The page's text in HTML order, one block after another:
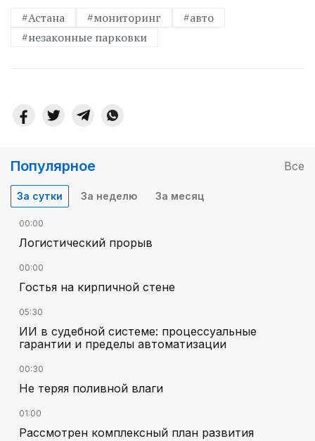
#Астана
#мониторинг
#авто
#незаконные парковки
Популярное Все
За сутки За неделю За месяц
00:00
Логистический прорыв
00:00
Гостья на кирпичной стене
05:30
ИИ в судебной системе: процессуальные
гарантии и пределы автоматизации
00:30
Не теряя поливной влаги
01:00
Рассмотрен комплексный план развития